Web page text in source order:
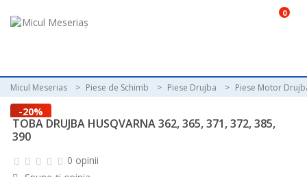
0
Micul Meserias Piese de Schimb Piese Drujba Piese Motor
-20%
TOBA DRUJBA HUSQVARNA 362, 365, 371, 372, 385,
390
0 opinii